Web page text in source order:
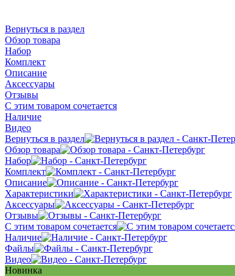
Вернуться в раздел
Обзор товара
Набор
Комплект
Описание
Аксессуары
Отзывы
С этим товаром сочетается
Наличие
Видео
Вернуться в раздел
Обзор товара
Набор
Комплект
Описание
Характеристики
Аксессуары
Отзывы
С этим товаром сочетается
Наличие
Файлы
Видео
Новинка